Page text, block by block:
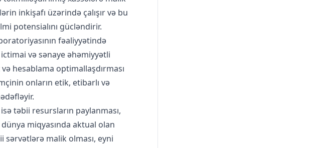
inkişafı üzərində çalışır və bu
potensialını gücləndirir.
fəaliyyətində
və sənaye əhəmiyyətli
hesablama optimallaşdırması
onların etik, etibarlı və
isə təbii resursların paylanması,
miqyasında aktual olan
sərvətlərə malik olması, eyni